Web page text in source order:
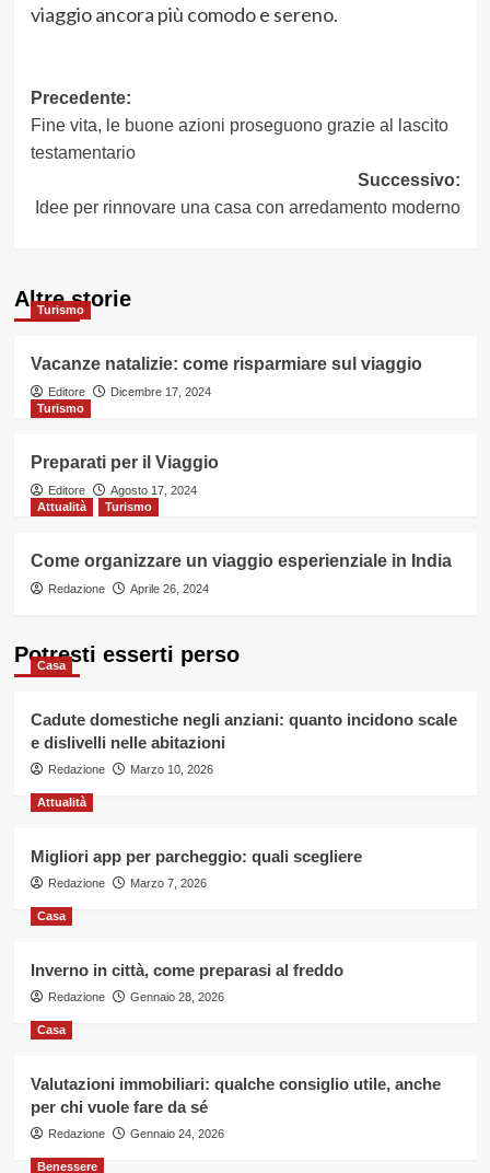
viaggio ancora più comodo e sereno.
Navigazione
articolo
Precedente:
Fine vita, le buone azioni proseguono grazie al lascito
testamentario
Successivo:
Idee per rinnovare una casa con arredamento moderno
Altre storie
Turismo
Vacanze natalizie: come risparmiare sul viaggio
Editore
Dicembre 17, 2024
Turismo
Preparati per il Viaggio
Editore
Agosto 17, 2024
Attualità
Turismo
Come organizzare un viaggio esperienziale in India
Redazione Aprile 26, 2024
Potresti esserti perso
Casa
Cadute domestiche negli anziani: quanto incidono scale
e dislivelli nelle abitazioni
Redazione Marzo 10, 2026
Attualità
Migliori app per parcheggio: quali scegliere
Redazione Marzo 7, 2026
Casa
Inverno in città, come preparasi al freddo
Redazione Gennaio 28, 2026
Casa
Valutazioni immobiliari: qualche consiglio utile, anche
per chi vuole fare da sé
Redazione Gennaio 24, 2026
Benessere